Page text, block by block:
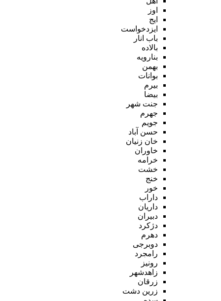
اوز
ایج
ایزدخواست
باب انار
بالاده
بنارویه
بهمن
بوانات
بیرم
بیضا
جنت شهر
جهرم
جویم
حسن آباد
خان زنیان
خاوران
خرامه
خشت
خنج
خور
داراب
داریان
دبیران
دژکرد
دهرم
دوبرجی
رامجرد
رونیز
زاهدشهر
زرقان
زرین دشت